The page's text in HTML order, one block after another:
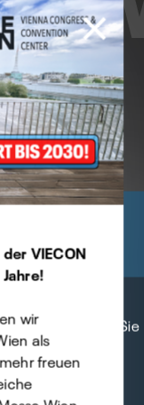
können Sie
VIECON
wir
als
freuen